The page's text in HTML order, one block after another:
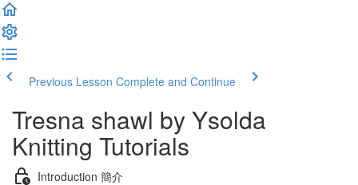
Previous Lesson Complete and Continue
Tresna shawl by Ysolda
Knitting Tutorials
Introduction 簡介